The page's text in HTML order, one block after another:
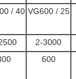
/ 40 VG600 / 25
2-3000
600